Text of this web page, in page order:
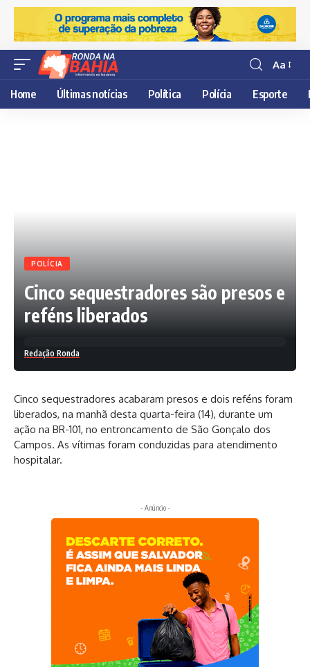
Resisor
de
fonte
Aa
Home Últimas notícias Política Polícia Esporte
POLÍCIA
Cinco sequestradores são presos e
reféns liberados
Redação Ronda
Cinco sequestradores acabaram presos e dois reféns foram
liberados, na manhã desta quarta-feira (14), durante um
ação na BR-101, no entroncamento de São Gonçalo dos
Campos. As vítimas foram conduzidas para atendimento
hospitalar.
- Anúncio -